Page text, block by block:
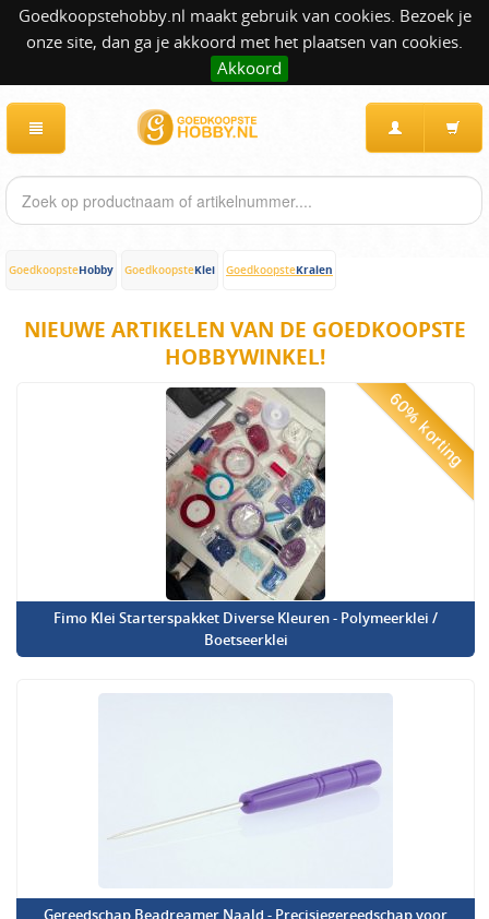
Goedkoopstehobby.nl maakt gebruik van cookies. Bezoek je
onze site, dan ga je akkoord met het plaatsen van cookies.
Akkoord
GoedkoopsteHobby GoedkoopsteKlei GoedkoopsteKralen
NIEUWE ARTIKELEN VAN DE GOEDKOOPSTE
HOBBYWINKEL!
60% korting
Fimo Klei Starterspakket Diverse Kleuren - Polymeerklei /
Boetseerklei
Gereedschap Beadreamer Naald - Precisiegereedschap voor